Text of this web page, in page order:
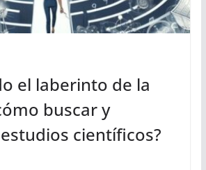
el laberinto de la
buscar y
científicos?